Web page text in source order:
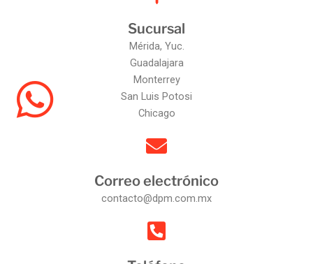
Sucursal
Mérida, Yuc.
Guadalajara
Monterrey
San Luis Potosi
Chicago
Correo electrónico
contacto@dpm.com.mx